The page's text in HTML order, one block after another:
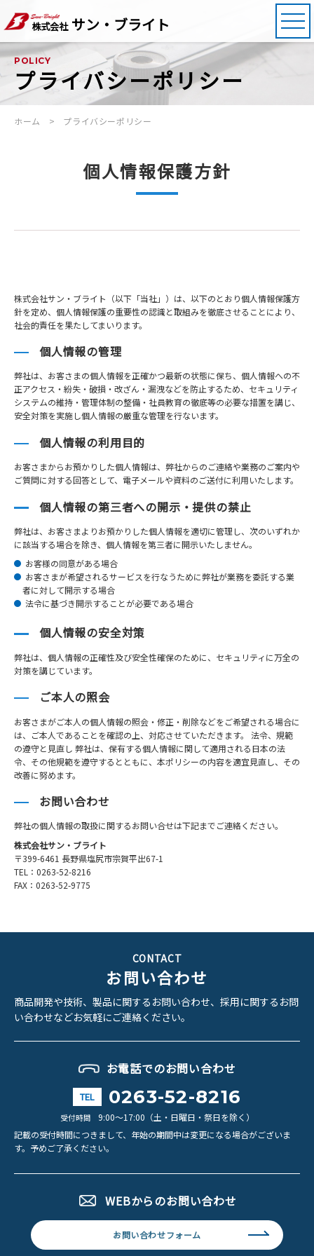
株式会社 サン・ブライト
POLICY
プライバシーポリシー
ホーム プライバシーポリシー
個人情報保護方針
株式会社サン・ブライト（以下「当社」）は、以下のとおり個人情報保護方
針を定め、個人情報保護の重要性の認識と取組みを徹底させることにより、
社会的責任を果たしてまいります。
個人情報の管理
弊社は、お客さまの個人情報を正確かつ最新の状態に保ち、個人情報への不
正アクセス・紛失・破損・改ざん・漏洩などを防止するため、セキュリティ
システムの維持・管理体制の整備・社員教育の徹底等の必要な措置を講じ、
安全対策を実施し個人情報の厳重な管理を行ないます。
個人情報の利用目的
お客さまからお預かりした個人情報は、弊社からのご連絡や業務のご案内や
ご質問に対する回答として、電子メールや資料のご送付に利用いたします。
個人情報の第三者への開示・提供の禁止
弊社は、お客さまよりお預かりした個人情報を適切に管理し、次のいずれか
に該当する場合を除き、個人情報を第三者に開示いたしません。
お客様の同意がある場合
お客さまが希望されるサービスを行なうために弊社が業務を委託する業
者に対して開示する場合
法令に基づき開示することが必要である場合
個人情報の安全対策
弊社は、個人情報の正確性及び安全性確保のために、セキュリティに万全の
対策を講じています。
ご本人の照会
お客さまがご本人の個人情報の照会・修正・削除などをご希望される場合に
は、ご本人であることを確認の上、対応させていただきます。 法令、規範
の遵守と見直し 弊社は、保有する個人情報に関して適用される日本の法
令、その他規範を遵守するとともに、本ポリシーの内容を適宜見直し、その
改善に努めます。
お問い合わせ
弊社の個人情報の取扱に関するお問い合せは下記までご連絡ください。
株式会社サン・ブライト
〒399-6461 長野県塩尻市宗賀平出67-1
TEL：0263-52-8216
FAX：0263-52-9775
CONTACT
お問い合わせ
商品開発や技術、製品に関するお問い合わせ、 採用に関するお問
い合わせなどお気軽にご連絡ください。
お電話でのお問い合わせ
TEL 0263-52-8216
受付時間
9:00～17:00（土・日曜日・祭日を除く）
記載の受付時間につきまして、年始の期間中は変更になる場合がございま
す。 予めご了承ください。
WEBからのお問い合わせ
お問い合わせフォーム